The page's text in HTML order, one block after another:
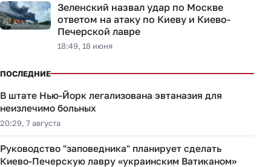
Зеленский назвал удар по Москве
ответом на атаку по Киеву и Киево-
Печерской лавре
18:49, 18 июня
ПОСЛЕДНИЕ
В штате Нью-Йорк легализована эвтаназия для
неизлечимо больных
20:29, 7 августа
Руководство "заповедника" планирует сделать
Киево-Печерскую лавру «украинским Ватиканом»